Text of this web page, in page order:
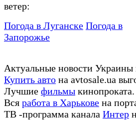
ветер:
Погода в Луганске Погода в
Запорожье
Актуальные новости Украины
Купить авто на avtosale.ua
Лучшие фильмы кинопроката.
Вся работа в Харькове на
ТВ -программа канала Интер